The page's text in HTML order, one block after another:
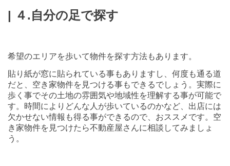
| ４.自分の足で探す
希望のエリアを歩いて物件を探す方法もあります。
貼り紙が窓に貼られている事もありますし、何度も通る道
だと、空き家物件を見つける事もできるでしょう。実際に
歩く事でその土地の雰囲気や地域性を理解する事が可能で
す。時間によりどんな人が歩いているのかなど、出店には
欠かせない情報も得る事ができるので、おススメです。空
き家物件を見つけたら不動産屋さんに相談してみましょ
う 。